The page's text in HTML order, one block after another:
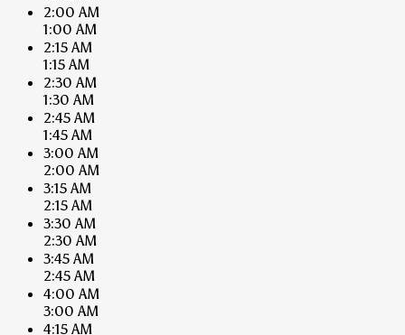
2:00 AM
1:00 AM
2:15 AM
1:15 AM
2:30 AM
1:30 AM
2:45 AM
1:45 AM
3:00 AM
2:00 AM
3:15 AM
2:15 AM
3:30 AM
2:30 AM
3:45 AM
2:45 AM
4:00 AM
3:00 AM
4:15 AM